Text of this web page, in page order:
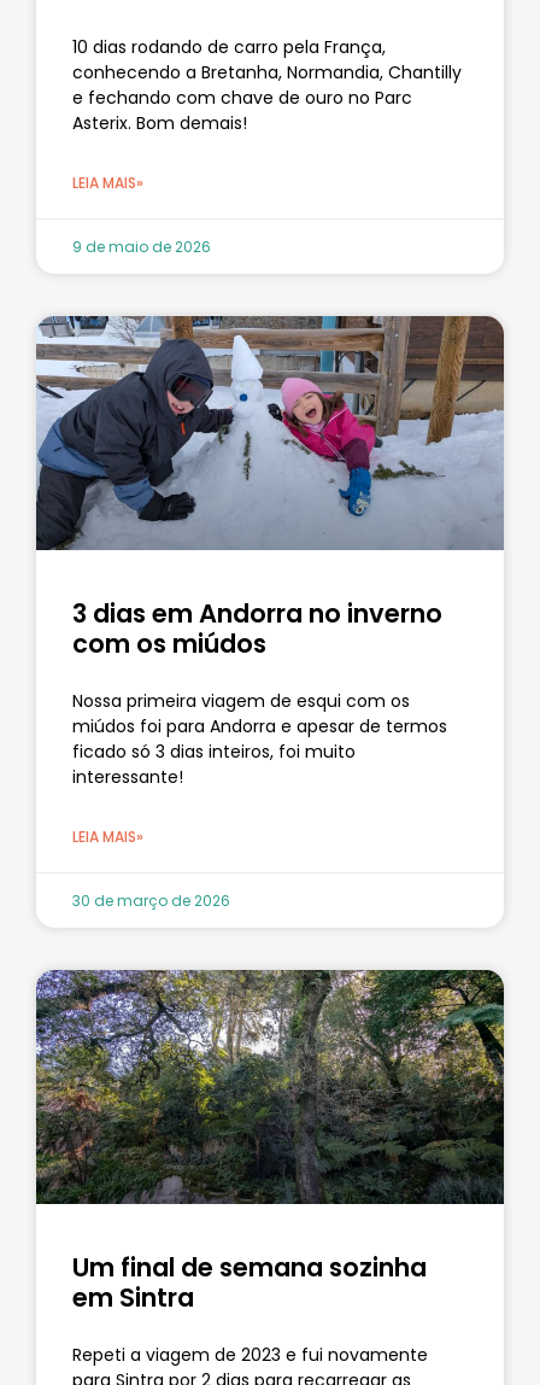
10 dias rodando de carro pela França,
conhecendo a Bretanha, Normandia, Chantilly
e fechando com chave de ouro no Parc
Asterix. Bom demais!
LEIA MAIS»
9 de maio de 2026
3 dias em Andorra no inverno
com os miúdos
Nossa primeira viagem de esqui com os
miúdos foi para Andorra e apesar de termos
ficado só 3 dias inteiros, foi muito
interessante!
LEIA MAIS»
30 de março de 2026
Um final de semana sozinha
em Sintra
Repeti a viagem de 2023 e fui novamente
para Sintra por 2 dias para recarregar as